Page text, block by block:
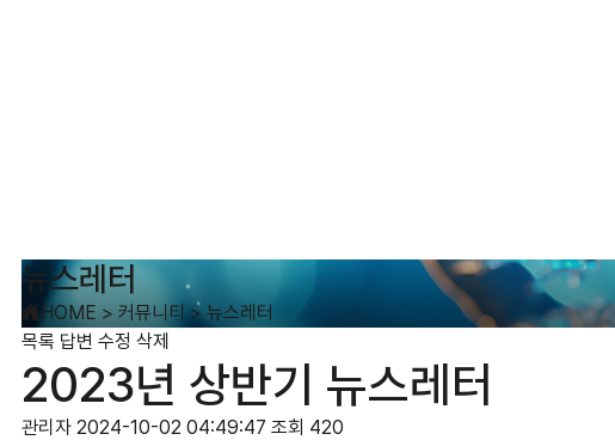
뉴스레터
HOME > 커뮤니티 >뉴스레터
목록 답변 수정 삭제
2023년 상반기 뉴스레터
관리자 2024-10-02 04:49:47 조회 420